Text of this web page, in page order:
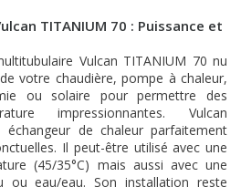
TITANIUM 70 : Puissance et
Vulcan TITANIUM 70 nu
votre chaudière, pompe à chaleur,
ou solaire pour permettre des
impressionnantes. Vulcan
de chaleur parfaitement
Il peut-être utilisé avec une
(45/35°C) mais aussi avec une
ou eau/eau. Son installation reste